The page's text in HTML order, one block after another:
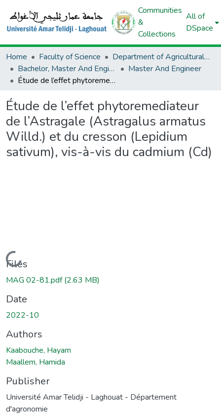
Communities
&
Collections
All of
DSpace
Home Faculty of Science
Department of Agricultural Sciences
Bachelor, Master And Engineer (Agricultural Sciences)
Master And Engineer
Étude de l’effet phytoremediateur de l’Astragale (Astragalus armatus Willd.) et du cresson (Lepidium sativum), vis-à-vis du cadmium (Cd)
Étude de l’effet phytoremediateur
de l’Astragale (Astragalus armatus
Willd.) et du cresson (Lepidium
sativum), vis-à-vis du cadmium (Cd)
Loading...
Files
MAG 02-81.pdf(2.63 MB)
Date
2022-10
Authors
Kaabouche, Hayam
Maallem, Hamida
Publisher
Université Amar Telidji - Laghouat - Département
d'agronomie